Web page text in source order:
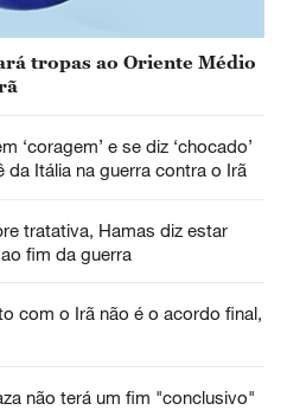
tropas ao Oriente Médio
‘coragem’ e se diz ‘chocado’
Itália na guerra contra o Irã
tratativa, Hamas diz estar
fim da guerra
com o Irã não é o acordo final,
não terá um fim "conclusivo"